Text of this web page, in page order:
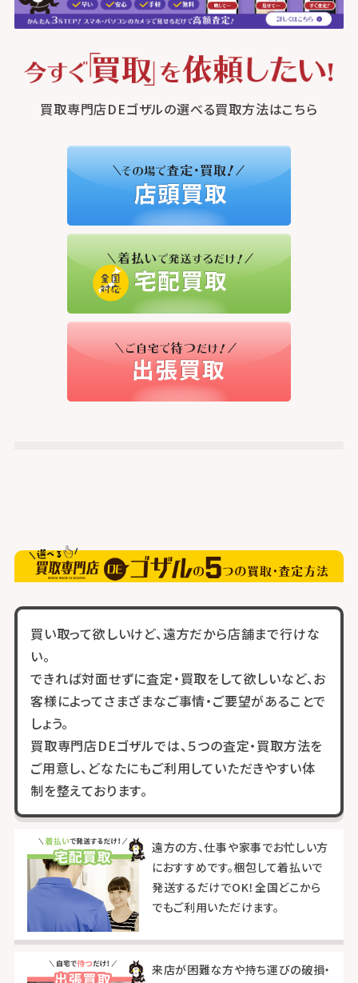
買取専門店DEゴザルの選べる買取方法はこちら
買い取って欲しいけど、遠方だから店舗まで行けな
い。
できれば対面せずに査定・買取をして欲しいなど、お
客様によってさまざまなご事情・ご要望があることで
しょう。
買取専門店DEゴザルでは、５つの査定・買取方法を
ご用意し、どなたにもご利用していただきやすい体
制を整えております。
遠方の方、仕事や家事でお忙しい方
におすすめです。梱包して着払いで
発送するだけでOK！全国どこから
でもご利用いただけます。
来店が困難な方や持ち運びの破損・